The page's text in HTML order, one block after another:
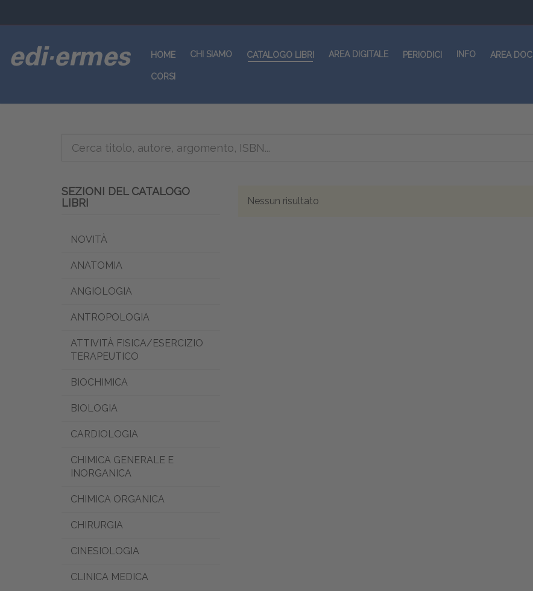
HOME CHI SIAMO CATALOGO LIBRI AREA DIGITALE PERIODICI INFO AREA
CORSI
Nessun risultato
SEZIONI DEL CATALOGO
LIBRI
NOVITÀ
ANATOMIA
ANGIOLOGIA
ANTROPOLOGIA
ATTIVITÀ FISICA/ESERCIZIO
TERAPEUTICO
BIOCHIMICA
BIOLOGIA
CARDIOLOGIA
CHIMICA GENERALE E
INORGANICA
CHIMICA ORGANICA
CHIRURGIA
CINESIOLOGIA
CLINICA MEDICA